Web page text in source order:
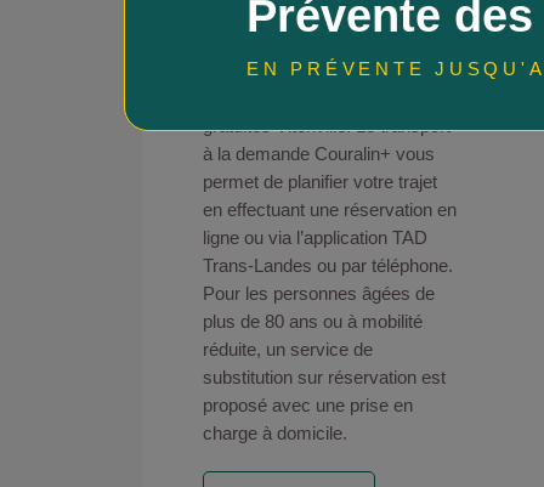
Couralin+, c’est 7 lignes de bus
au réseau des lignes régulières
gratuites Vitenville. Le transport
à la demande Couralin+ vous
permet de planifier votre trajet
en effectuant une réservation en
ligne ou via l’application TAD
Trans-Landes ou par téléphone.
Pour les personnes âgées de
plus de 80 ans ou à mobilité
réduite, un service de
substitution sur réservation est
proposé avec une prise en
charge à domicile.
Prévente
EN PRÉVENTE